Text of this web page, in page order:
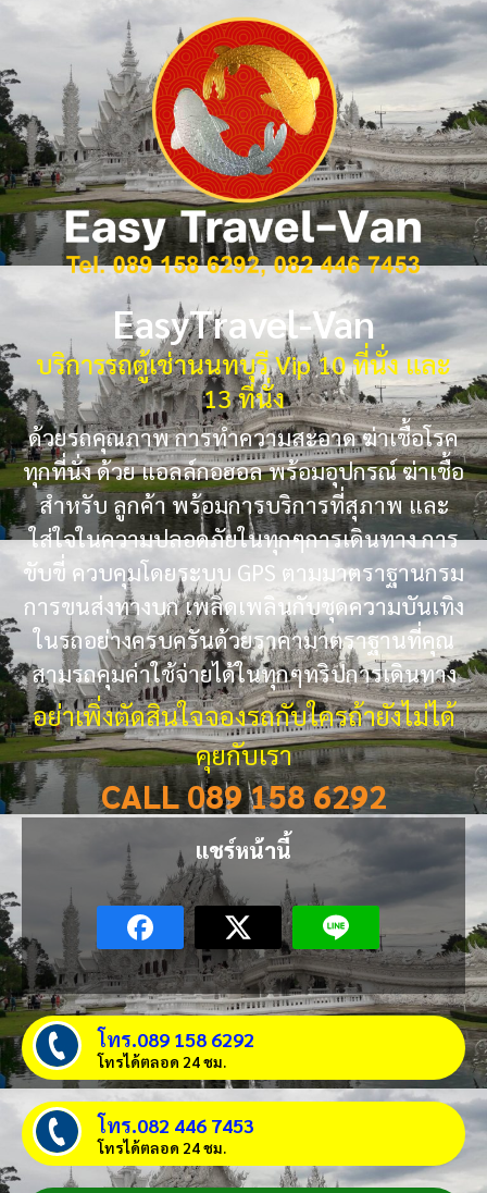
EasyTravel-Van
บริการรถตู้เช่านนทบุรี Vip 10 ที่นั่ง และ
13 ที่นั่ง
ด้วยรถคุณภาพ การทำความสะอาด ฆ่าเชื้อโรค
ทุกที่นั่ง ด้วย แอลล์กอฮอล พร้อมอุปกรณ์ ฆ่าเชื้อ
สำหรับ ลูกค้า พร้อมการบริการที่สุภาพ และ
ใส่ใจในความปลอดภัยในทุกๆการเดินทาง การ
ขับขี่ ควบคุมโดยระบบ GPS ตามมาตราฐานกรม
การขนส่งทางบก เพลิดเพลินกับชุดความบันเทิง
ในรถอย่างครบครันด้วยราคามาตราฐานที่คุณ
สามรถคุมค่าใช้จ่ายได้ในทุกๆทริปการเดินทาง
อย่าเพิ่งตัดสินใจจองรถกับใครถ้ายังไม่ได้
คุยกับเรา
CALL 089 158 6292
แชร์หน้านี้
โทร.089 158 6292
โทรได้ตลอด 24 ชม.
โทร.082 446 7453
โทรได้ตลอด 24 ชม.